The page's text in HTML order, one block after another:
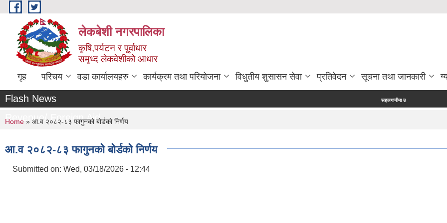
Skip to main content
लेकबेशी नगरपालिका
कृषि,पर्यटन र पू्र्वाधार
समृध्द लेकवेशीको आधार
गृह परिचय वडा कार्यालयहरु कार्यक्रम तथा परियोजना विधुतीय शुसासन सेवा प्रतिवेदन सूचना तथा जानकारी
Flash News सहलगानीमा उच्च मूल्य कृषिवस्तु उत्पादन
Revenue/ Foreign Aid
You are here
Home » आ.व २०८२-८३ फागुनको बोर्डको निर्णय
आ.व २०८२-८३ फागुनको बोर्डको निर्णय
Submitted on: Wed, 03/18/2026 - 12:44